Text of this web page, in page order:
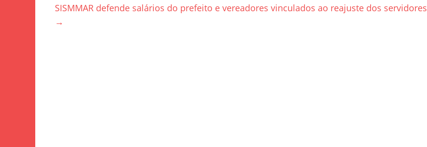
o
SISMMAR defende salários do prefeito e vereadores vinculados ao reajuste dos servidores
→